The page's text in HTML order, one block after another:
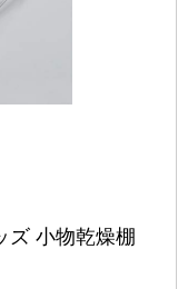
ズ 小物乾燥棚